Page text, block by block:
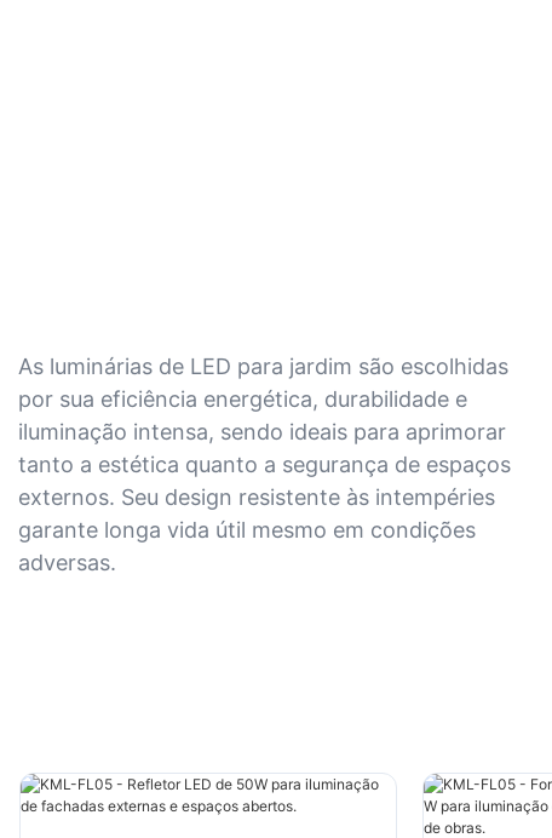
As luminárias de LED para jardim são escolhidas
por sua eficiência energética, durabilidade e
iluminação intensa, sendo ideais para aprimorar
tanto a estética quanto a segurança de espaços
externos. Seu design resistente às intempéries
garante longa vida útil mesmo em condições
adversas.